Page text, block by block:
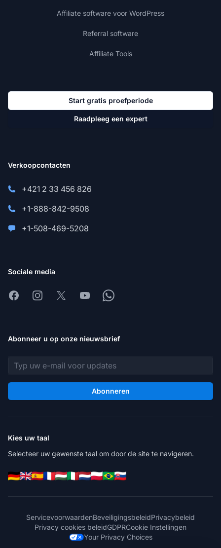
Affiliate software voor WordPress
Referral software
Affiliate Tools
Start gratis proefperiode
Raadpleeg een expert
Verkoopcontacten
+421 2 33 456 826
+1-888-842-9508
+1-508-469-5208
Sociale media
FacebookInstagram
X YoutubeWhatsapp
Abonneer u op onze nieuwsbrief
E-mailadres
Abonneren
Kies uw taal
Selecteer uw gewenste taal om door de site te navigeren.
ServicevoorwaardenBeveiligingsbeleidPrivacybeleid
Privacy cookies beleidGDPRCookie Instellingen
Your Privacy Choices